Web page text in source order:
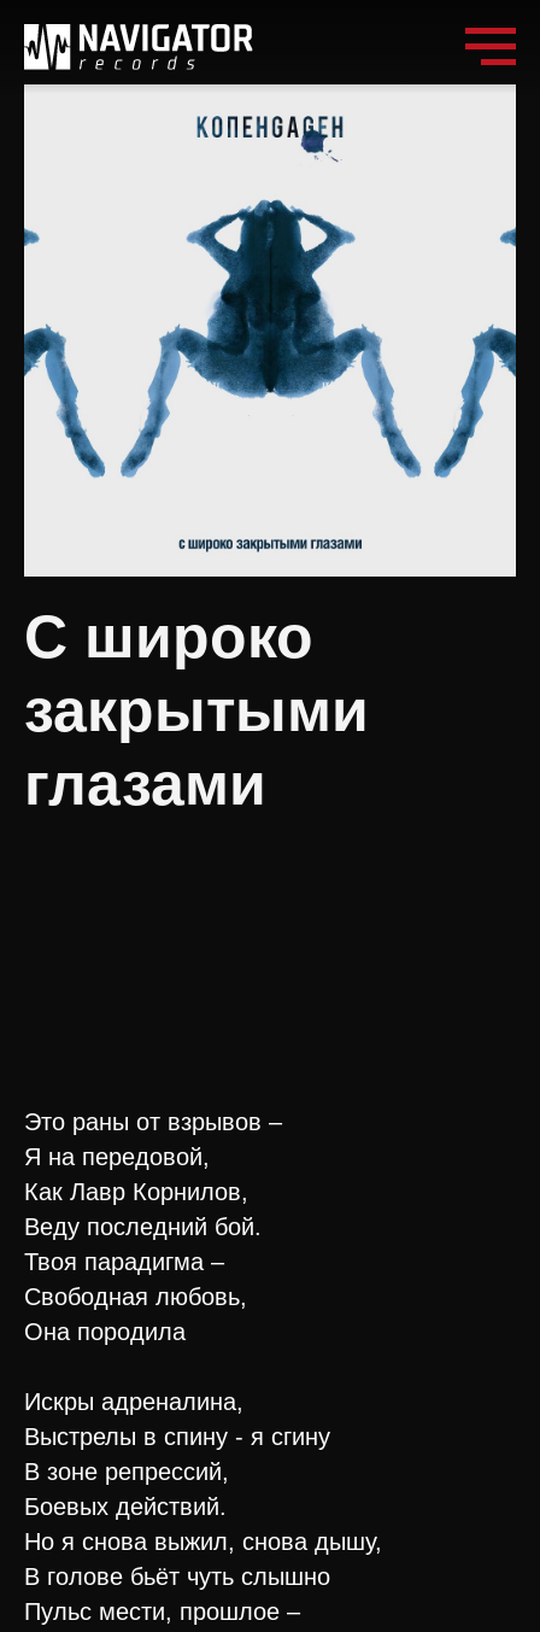
С широко
закрытыми
глазами
Это раны от взрывов –
Я на передовой,
Как Лавр Корнилов,
Веду последний бой.
Твоя парадигма –
Свободная любовь,
Она породила
Искры адреналина,
Выстрелы в спину - я сгину
В зоне репрессий,
Боевых действий.
Но я снова выжил, снова дышу,
В голове бьёт чуть слышно
Пульс мести, прошлое –